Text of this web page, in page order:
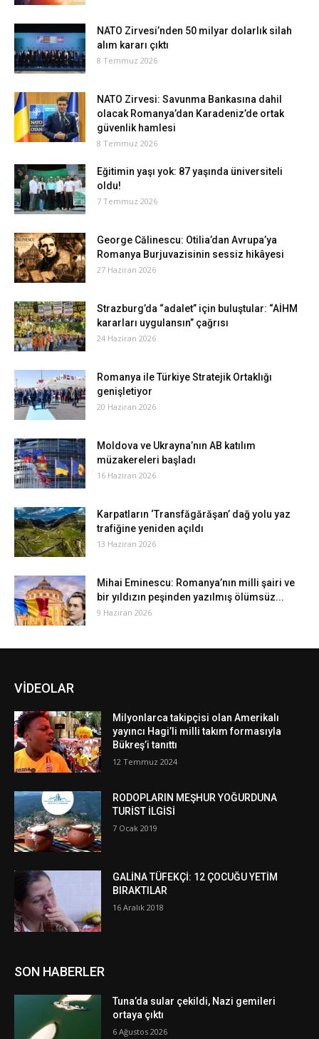
NATO Zirvesi’nden 50 milyar dolarlık silah
alım kararı çıktı
8 Temmuz 2026
NATO Zirvesi: Savunma Bankasına dahil
olacak Romanya’dan Karadeniz’de ortak
güvenlik hamlesi
8 Temmuz 2026
Eğitimin yaşı yok: 87 yaşında üniversiteli
oldu!
7 Temmuz 2026
George Călinescu: Otilia’dan Avrupa’ya
Romanya Burjuvazisinin sessiz hikâyesi
27 Haziran 2026
Strazburg’da “adalet” için buluştular: “AİHM
kararları uygulansın” çağrısı
24 Haziran 2026
Romanya ile Türkiye Stratejik Ortaklığı
genişletiyor
20 Haziran 2026
Moldova ve Ukrayna’nın AB katılım
müzakereleri başladı
16 Haziran 2026
Karpatların ‘Transfăgărăşan’ dağ yolu yaz
trafiğine yeniden açıldı
13 Haziran 2026
Mihai Eminescu: Romanya’nın milli şairi ve
bir yıldızın peşinden yazılmış ölümsüz...
9 Haziran 2026
VİDEOLAR
Milyonlarca takipçisi olan Amerikalı
yayıncı Hagi’li milli takım formasıyla
Bükreş’i tanıttı
12 Temmuz 2024
RODOPLARIN MEŞHUR YOĞURDUNA
TURİST İLGİSİ
7 Ocak 2019
GALİNA TÜFEKÇİ: 12 ÇOCUĞU YETİM
BIRAKTILAR
16 Aralık 2018
SON HABERLER
Tuna’da sular çekildi, Nazi gemileri
ortaya çıktı
6 Ağustos 2026